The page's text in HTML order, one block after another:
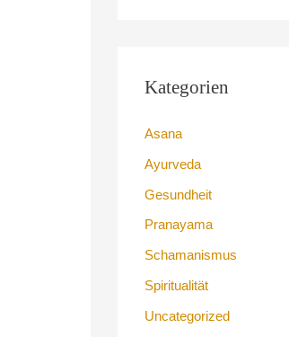
n
h
:
Kategorien
Asana
Ayurveda
Gesundheit
Pranayama
Schamanismus
Spiritualität
Uncategorized